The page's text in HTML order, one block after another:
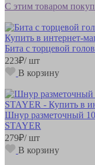
С этим товаром
Бита с торцевой
223₽/ шт
В корзину
Шнур разметочный
STAYER
279₽/ шт
В корзину